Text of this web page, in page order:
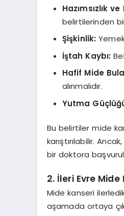
Hazımsızlık
belirtilerinden
Şişkinlik:
İştah Kaybı:
Hafif Mide
alınmalıdır.
Yutma
Bu belirtiler mide
karıştırılabilir.
bir doktora
2. İleri Evre
Mide kanseri
aşamada ortaya